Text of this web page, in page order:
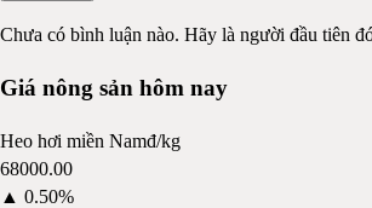
Chưa có bình luận nào. Hãy là người đầu tiên
Giá nông sản hôm nay
Heo hơi miền Namđ/kg
68000.00
▲ 0.50%